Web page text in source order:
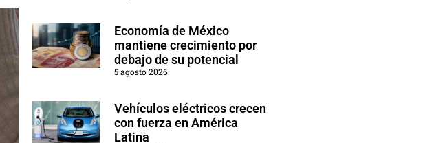
Economía de México
mantiene crecimiento por
debajo de su potencial
5 agosto 2026
Vehículos eléctricos crecen
con fuerza en América
Latina